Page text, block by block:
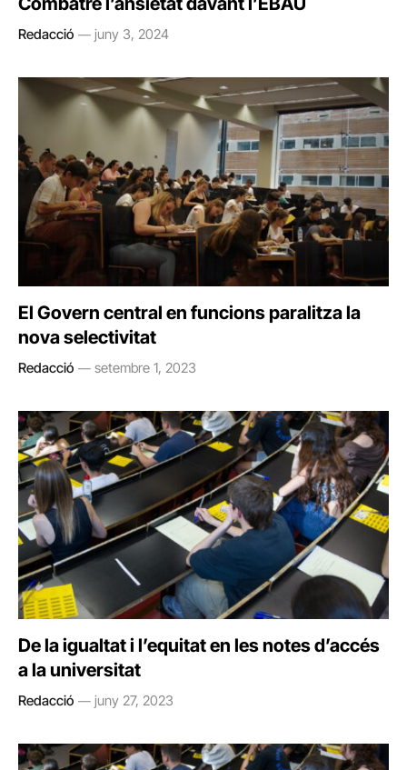
Redacció juny 3, 2024
El Govern central en funcions paralitza la
nova selectivitat
Redacció setembre 1, 2023
De la igualtat i l’equitat en les notes d’accés
a la universitat
Redacció juny 27, 2023